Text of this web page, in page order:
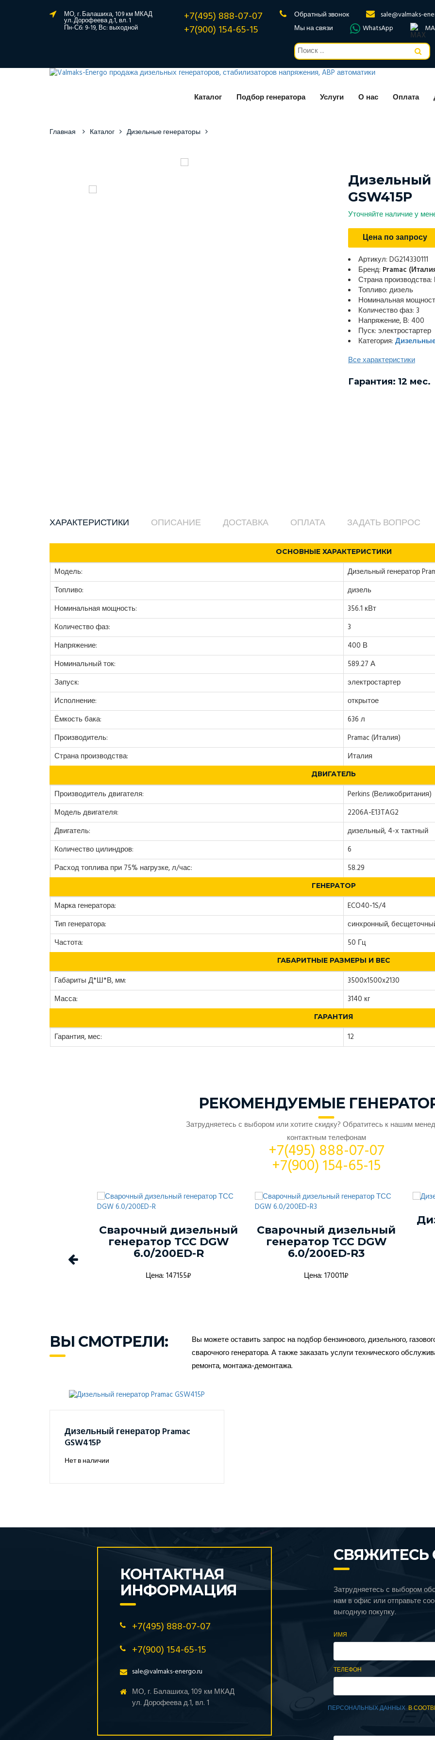
МО, г. Балашиха, 109 км МКАД
ул. Дорофеева д.1, вл. 1
Пн-Сб: 9-19, Вс: выходной
+7(495) 888-07-07
+7(900) 154-65-15
Обратный звонок
sale@valmaks-
Мы на связи
WhatsApp
Каталог Подбор генератора Услуги О нас Оплата
Главная Каталог Дизельные генераторы
Дизельный
GSW415P
Уточняйте наличие у
Цена по запросу
Артикул: DG214330111
Бренд: Pramac
Страна производства:
Топливо: дизель
Номинальная
Количество фаз: 3
Напряжение, В: 400
Пуск: электростартер
Категория:
Все характеристики
Гарантия: 12 мес.
ХАРАКТЕРИСТИКИ ОПИСАНИЕ ДОСТАВКА ОПЛАТА ЗАДАТЬ ВОПРОС
ОСНОВНЫЕ ХАРАКТЕРИСТИКИ
Модель:
Дизельный генератор
Топливо:
дизель
Номинальная мощность:
356.1 кВт
Количество фаз:
3
Напряжение:
400 В
Номинальный ток:
589.27 А
Запуск:
электростартер
Исполнение:
открытое
Ёмкость бака:
636 л
Производитель:
Pramac (Италия)
Страна производства:
Италия
ДВИГАТЕЛЬ
Производитель двигателя:
Perkins (Великобритания)
Модель двигателя:
2206A-E13TAG2
Двигатель:
дизельный, 4-х тактный
Количество цилиндров:
6
Расход топлива при 75% нагрузке, л/час:
58.29
ГЕНЕРАТОР
Марка генератора:
ECO40-1S/4
Тип генератора:
синхронный,
Частота:
50 Гц
ГАБАРИТНЫЕ РАЗМЕРЫ И ВЕС
Габариты Д*Ш*В, мм:
3500x1500x2130
Масса:
3140 кг
ГАРАНТИЯ
Гарантия, мес: 12
РЕКОМЕНДУЕМЫЕ
Затрудняетесь с выбором или хотите скидку? Обратитесь к нашим
контактным телефонам
+7(495) 888-07-07
+7(900) 154-65-15
Сварочный дизельный
генератор ТСС DGW
6.0/200ED-R
Цена: 147155₽
Сварочный дизельный
генератор ТСС DGW
6.0/200ED-R3
Цена: 170011₽
ВЫ СМОТРЕЛИ:
Вы можете оставить запрос на подбор бензинового, дизельного,
сварочного генератора. А также заказать услуги технического
ремонта, монтажа-демонтажа.
Дизельный генератор Pramac
GSW415P
Нет в наличии
КОНТАКТНАЯ
ИНФОРМАЦИЯ
+7(495) 888-07-07
+7(900) 154-65-15
sale@valmaks-energo.ru
МО, г. Балашиха, 109 км МКАД
ул. Дорофеева д.1, вл. 1
СВЯЖИТЕСЬ
Затрудняетесь с выбором
нам в офис или отправьте
выгодную покупку.
ИМЯ
ТЕЛЕФОН
ПЕРСОНАЛЬНЫХ ДАННЫХ В